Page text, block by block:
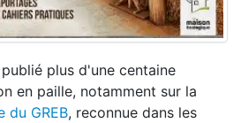
plus d'une centaine
en paille, notamment sur la
du GREB, reconnue dans les